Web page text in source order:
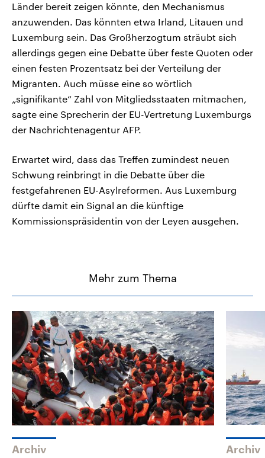
Länder bereit zeigen könnte, den Mechanismus
anzuwenden. Das könnten etwa Irland, Litauen und
Luxemburg sein. Das Großherzogtum sträubt sich
allerdings gegen eine Debatte über feste Quoten oder
einen festen Prozentsatz bei der Verteilung der
Migranten. Auch müsse eine so wörtlich
„signifikante“ Zahl von Mitgliedsstaaten mitmachen,
sagte eine Sprecherin der EU-Vertretung Luxemburgs
der Nachrichtenagentur AFP.
Erwartet wird, dass das Treffen zumindest neuen
Schwung reinbringt in die Debatte über die
festgefahrenen EU-Asylreformen. Aus Luxemburg
dürfte damit ein Signal an die künftige
Kommissionspräsidentin von der Leyen ausgehen.
Mehr zum Thema
Archiv Archiv